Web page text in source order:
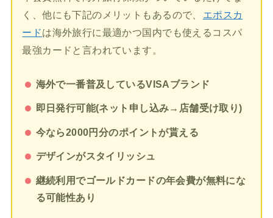
く、他にも下記のメリットもあるので、
エポスカ
ードは海外旅行に最適かつ国内でも使えるコスパ
最強カードと言われています。
海外で一番普及しているVISAブランド
即日発行可能(ネット申し込み→店舗受け取り)
今なら2000円分のポイントが貰える
デザインがスタイリッシュ
継続利用でゴールドカードの年会費が無料にな
る可能性あり